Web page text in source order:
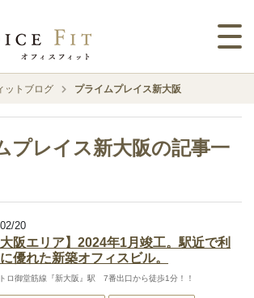
ットブログ プライムプレイス新大阪
プレイス新大阪の記事一
20
大阪エリア】2024年1月竣工。駅近で利
優れた新築オフィスビル。
ロ御堂筋線『新大阪』駅 7番出口から徒歩1分！！